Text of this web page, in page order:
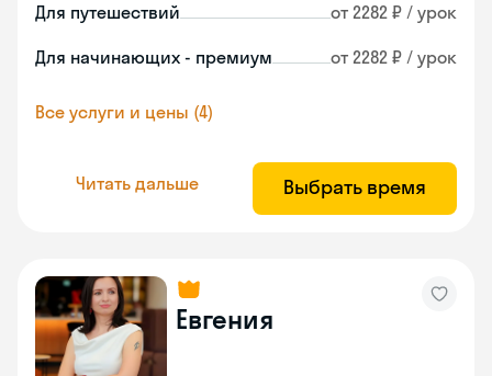
Для путешествий от 2282 ₽ / урок
Для начинающих - премиум от 2282 ₽ / урок
Все услуги и цены (4)
Читать дальше Выбрать время
Евгения